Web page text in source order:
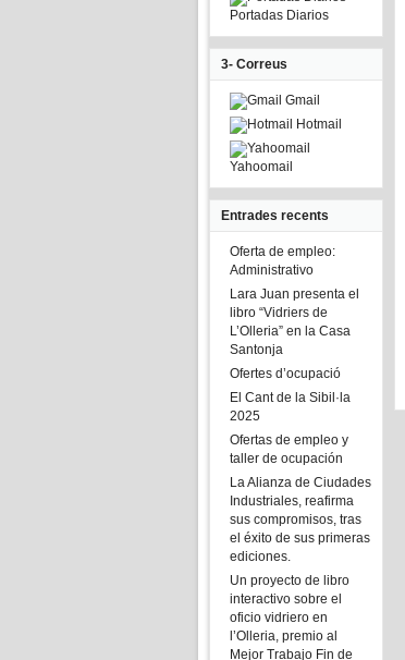
Portadas Diarios
3- Correus
Gmail
Hotmail
Yahoomail
Entrades recents
Oferta de empleo:
Administrativo
Lara Juan presenta el
libro “Vidriers de
L’Olleria” en la Casa
Santonja
Ofertes d’ocupació
El Cant de la Sibil·la
2025
Ofertas de empleo y
taller de ocupación
La Alianza de Ciudades
Industriales, reafirma
sus compromisos, tras
el éxito de sus primeras
ediciones.
Un proyecto de libro
interactivo sobre el
oficio vidriero en
l’Olleria, premio al
Mejor Trabajo Fin de